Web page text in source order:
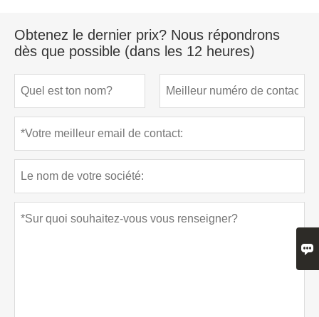
Obtenez le dernier prix? Nous répondrons
dès que possible (dans les 12 heures)
